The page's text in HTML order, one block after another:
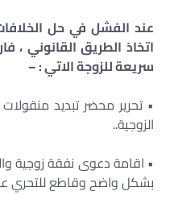
عند الفشل في حل
اتخاذ الطريق القانوني ،
سريعة للزوجة الاتي : –
• تحرير محضر تبديد
الزوجية..
• اقامة دعوى نفقة زوجية
بشكل واضح وقاطع للتحري